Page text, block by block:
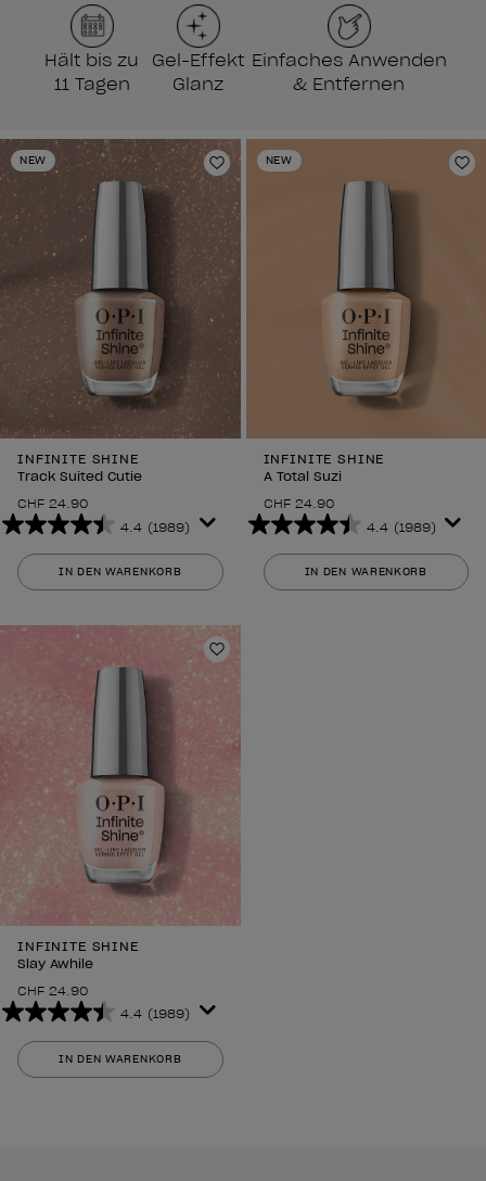
Hält bis zu
11 Tagen
Gel-Effekt
Glanz
Einfaches Anwenden
& Entfernen
NEW
Zur Wunschliste hinzufügen
INFINITE SHINE
Track Suited Cutie
CHF 24.90
4.4 (1989)
4.4
von
5
1989
Bewertungen
IN DEN WARENKORB
NEW
INFINITE SHINE
A Total Suzi
CHF 24.90
4.4 (1989)
4.4
von
5
IN DEN WARENKORB
Zur Wunschliste hinzufügen
INFINITE SHINE
Slay Awhile
CHF 24.90
4.4 (1989)
4.4
von
5
IN DEN WARENKORB